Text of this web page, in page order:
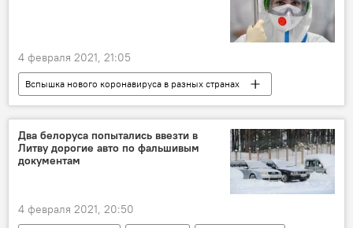
4 февраля 2021, 21:05
Вспышка нового коронавируса в разных странах
В России
В мире
Россия
коронавирус
Два белоруса попытались ввезти в
Литву дорогие авто по фальшивым
документам
4 февраля 2021, 20:50